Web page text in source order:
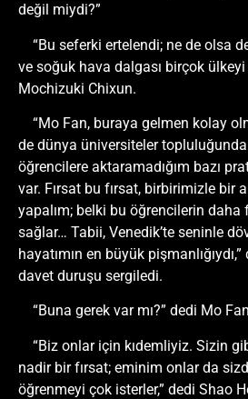
değil miydi?”
“Bu seferki ertelendi; ne de olsa
ve soğuk hava dalgası birçok ülkeyi
Mochizuki Chixun.
“Mo Fan, buraya gelmen kolay
de dünya üniversiteler
öğrencilere aktaramadığım bazı
var. Fırsat bu fırsat, birbirimizle bir
yapalım; belki bu öğrencilerin daha
sağlar… Tabii, Venedik’te seninle
hayatımın en büyük
davet duruşu sergiledi.
“Buna gerek var mı?” dedi Mo
“Biz onlar için kıdemliyiz. Sizin
nadir bir fırsat; eminim onlar da
öğrenmeyi çok isterler,” dedi Shao